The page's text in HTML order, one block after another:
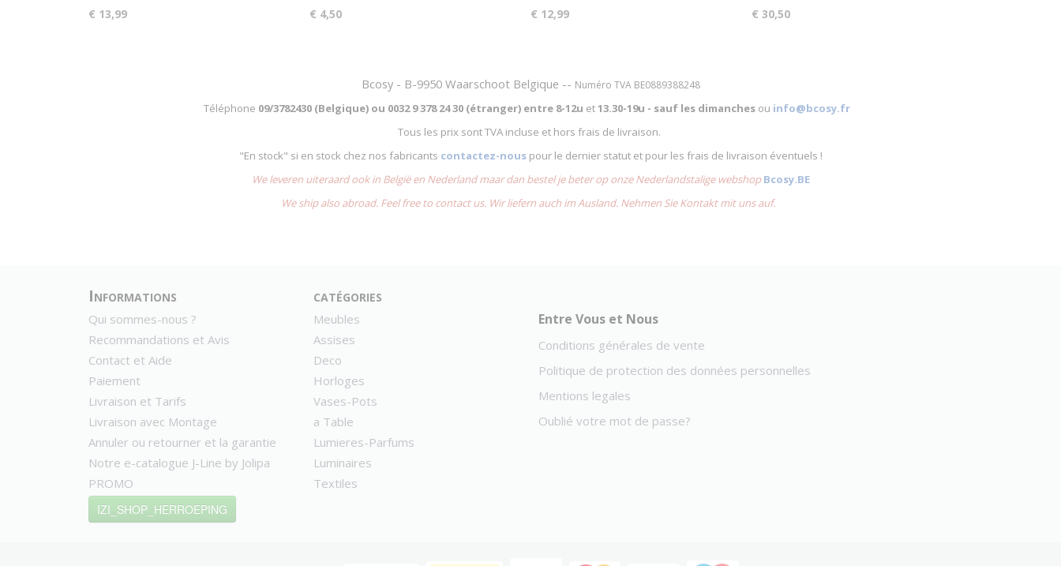
€ 13,99 € 4,50 € 12,99 € 30,50
Bcosy - B-9950 Waarschoot Belgique -- Numéro TVA BE0889388248
Téléphone 09/3782430 (Belgique) ou 0032 9 378 24 30 (étranger) entre 8-12u et13.30-19u - sauf les dimanches ou info@bcosy.fr
Tous les prix sont TVA incluse et hors frais de livraison.
"En stock" si en stock chez nos fabricants contactez-nouspour le dernier statut et pour les frais de livraison éventuels !
We leveren uiteraard ook in België en Nederland maar dan bestel je beter op onze Nederlandstalige webshopBcosy.BE
We ship also abroad. Feel free to contact us. Wir liefern auch im Ausland. Nehmen Sie Kontakt mit uns auf.
Informations
Qui sommes-nous ?
Recommandations et Avis
Contact et Aide
Paiement
Livraison et Tarifs
Livraison avec Montage
Annuler ou retourner et la garantie
Notre e-catalogue J-Line by Jolipa
PROMO
IZI_SHOP_HERROEPING
catégories
Meubles
Assises
Deco
Horloges
Vases-Pots
a Table
Lumieres-Parfums
Luminaires
Textiles
Entre Vous et Nous
Conditions générales de vente
Politique de protection des données personnelles
Mentions legales
Oublié votre mot de passe?